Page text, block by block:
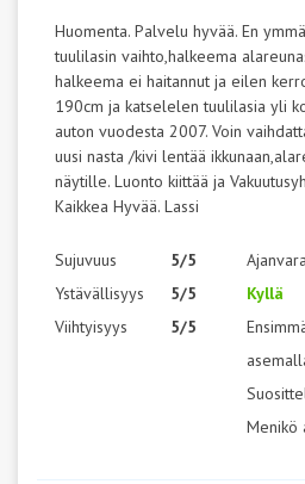
Huomenta. Palvelu hyvää. En
tuulilasin vaihto,halkeema
halkeema ei haitannut ja eilen
190cm ja katselelen tuulilasia yli
auton vuodesta 2007. Voin
uusi nasta /kivi lentää
näytille. Luonto kiittää ja
Kaikkea Hyvää. Lassi
Sujuvuus
Ystävällisyys
Viihtyisyys
5/5
5/5
5/5
Kyllä
Menikö